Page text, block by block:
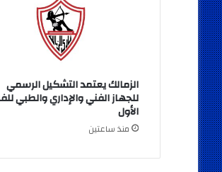
الزمالك يعتمد التشكيل الرسمي
للجهاز الفني والإداري والطبي
الأول
منذ ساعتين